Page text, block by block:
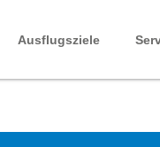
Ausflugsziele